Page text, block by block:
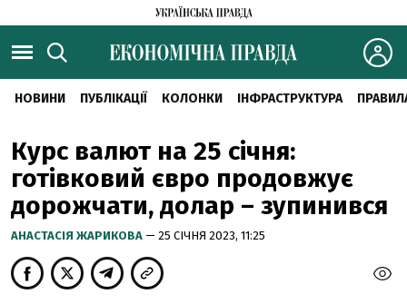
НОВИНИ ПУБЛІКАЦІЇ КОЛОНКИ ІНФРАСТРУКТУРА
Курс валют на 25 січня:
готівковий євро продовжує
дорожчати, долар – зупинився
АНАСТАСІЯ ЖАРИКОВА — 25 СІЧНЯ 2023, 11:25